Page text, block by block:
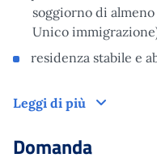
soggiorno di
Unico
residenza stabile e
Leggi di più
Domanda